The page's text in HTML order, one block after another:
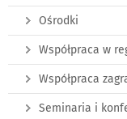
Ośrodki
Współpraca w
Współpraca
Seminaria i